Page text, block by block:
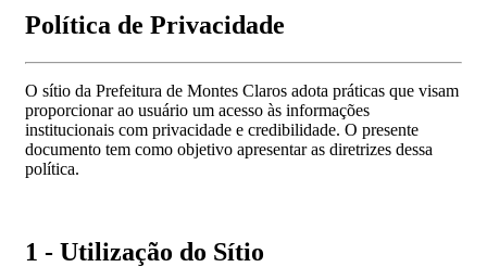
Política de Privacidade
O sítio da Prefeitura de Montes Claros adota práticas que visam
proporcionar ao usuário um acesso às informações
institucionais com privacidade e credibilidade. O presente
documento tem como objetivo apresentar as diretrizes dessa
política.
1 - Utilização do Sítio